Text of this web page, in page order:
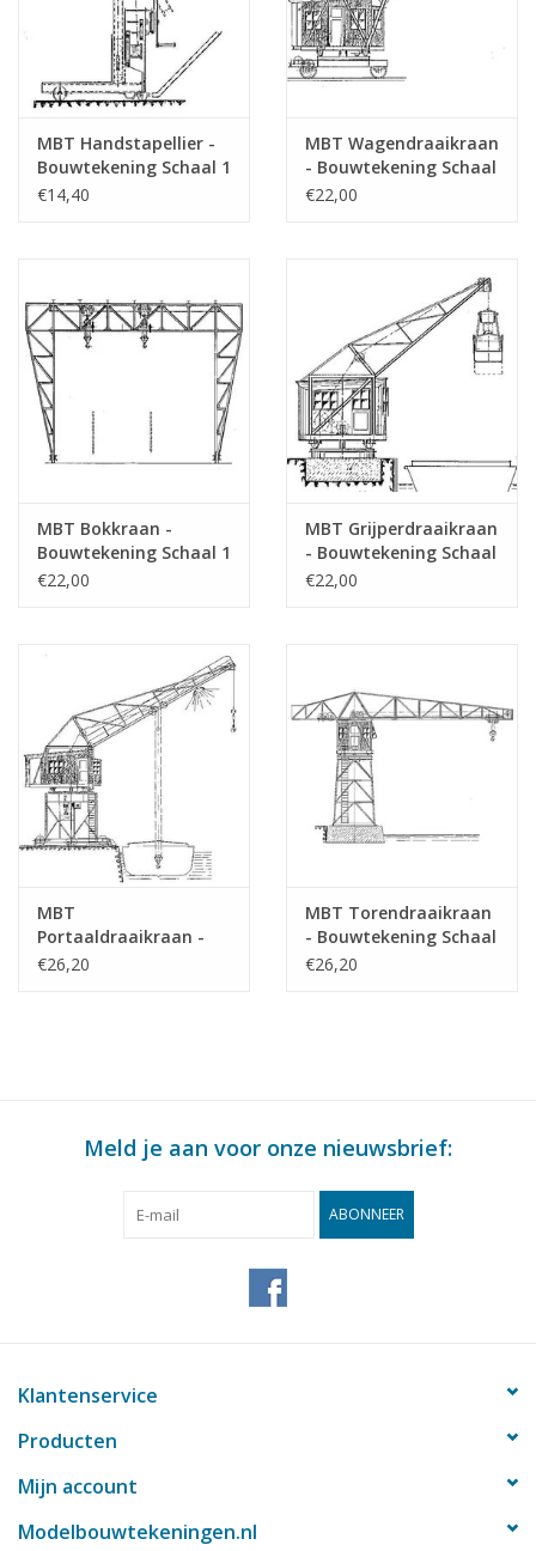
MBT Handstapellier -
Bouwtekening Schaal 1
: 20 (30.09.006)
€14,40
MBT Wagendraaikraan
- Bouwtekening Schaal
1 : 50 (30.09.007)
€22,00
MBT Bokkraan -
Bouwtekening Schaal 1
: 50 (30.09.008)
€22,00
MBT Grijperdraaikraan
- Bouwtekening Schaal
1 : 50 (30.09.009)
€22,00
MBT
Portaaldraaikraan -
Bouwtekening Schaal 1
€26,20
MBT Torendraaikraan
- Bouwtekening Schaal
1 : 50 (30.09.011)
€26,20
Meld je aan voor onze nieuwsbrief:
ABONNEER
Klantenservice
Producten
Mijn account
Modelbouwtekeningen.nl